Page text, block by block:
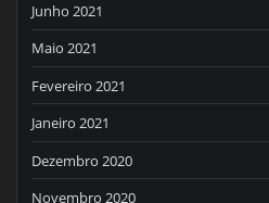
Junho 2021
Maio 2021
Fevereiro 2021
Janeiro 2021
Dezembro 2020
Novembro 2020